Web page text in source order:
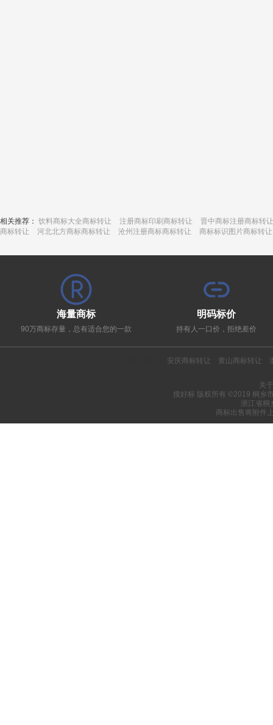
相关推荐： 饮料商标大全商标转让 注册商标印刷商标转让
晋中商标注册商标转让
商标转让
河北北方商标商标转让 沧州注册商标商标转让 商标标识图片商标转让
海量商标
90万商标存量，总有适合您的一款
明码标价
持有人一口价，拒绝差价
安庆商标转让 黄山商标转让
关
搜好标 版权所有 ©2019 桐乡
浙江省桐
商标出售将附件